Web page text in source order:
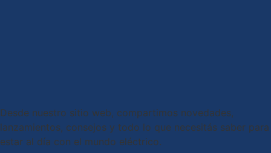
Desde nuestro sitio web, compartimos novedades,
lanzamientos, consejos y todo lo que necesitás saber para
estar al día con el mundo eléctrico.